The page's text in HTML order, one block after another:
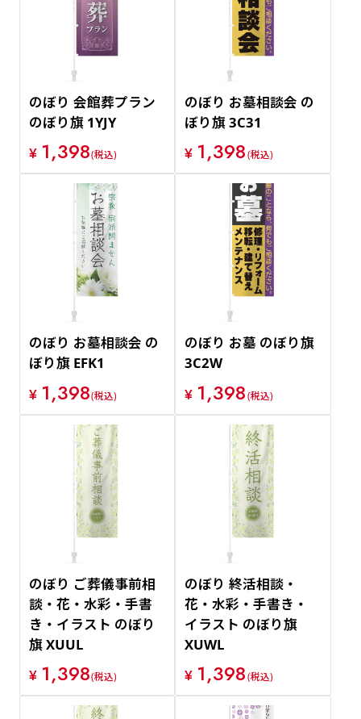
価格が安い順
価格が高い順
のぼり 会館葬プラン
のぼり旗 1YJY
¥ 1,398(税込)
のぼり お墓相談会 の
ぼり旗 3C31
¥ 1,398(税込)
のぼり お墓相談会 の
ぼり旗 EFK1
¥ 1,398(税込)
のぼり お墓 のぼり旗
3C2W
¥ 1,398(税込)
のぼり ご葬儀事前相
談・花・水彩・手書
き・イラスト のぼり
旗 XUUL
¥ 1,398(税込)
のぼり 終活相談・
花・水彩・手書き・
イラスト のぼり旗
XUWL
¥ 1,398(税込)